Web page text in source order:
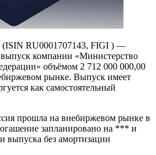
(ISIN RU0001707143, FIGI ) —
компании «Министерство
объёмом 2 712 000 000,00
рынке. Выпуск имеет
как самостоятельный
прошла на внебиржевом рынке в
запланировано на *** и
выпуска без амортизации